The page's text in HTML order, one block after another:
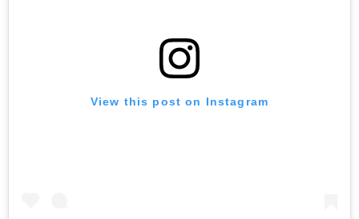
View this post on Instagram